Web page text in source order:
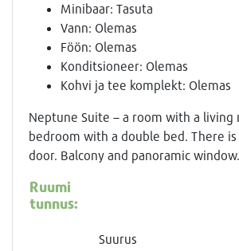
Minibaar: Tasuta
Vann: Olemas
Föön: Olemas
Konditsioneer: Olemas
Kohvi ja tee komplekt: Olemas
Neptune Suite – a room with a living
bedroom with a double bed. There
door. Balcony and panoramic
Suurus
Ruumi
tunnus: